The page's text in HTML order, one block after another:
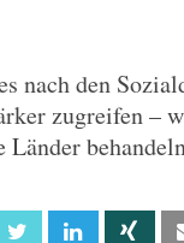
nach den
zugreifen –
Länder
Twitter Linkedin Xing